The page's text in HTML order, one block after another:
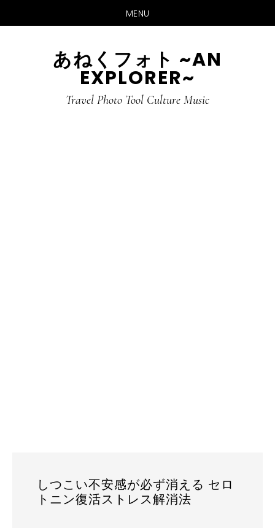
MENU
あねくフォト ~AN
EXPLORER~
Travel Photo Tool Culture Music
しつこい不安感が必ず消える セロ
トニン復活ストレス解消法